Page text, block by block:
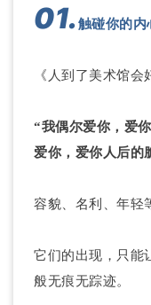
01. 触碰你的内
《人到了美术馆会
“我偶尔爱你，爱
爱你，爱你人后的
容貌、名利、年轻
它们的出现，只能
般无痕无踪迹。